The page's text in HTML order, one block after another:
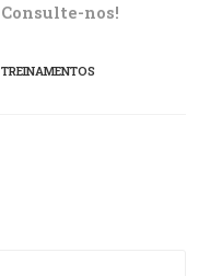
Consulte-nos!
TREINAMENTOS